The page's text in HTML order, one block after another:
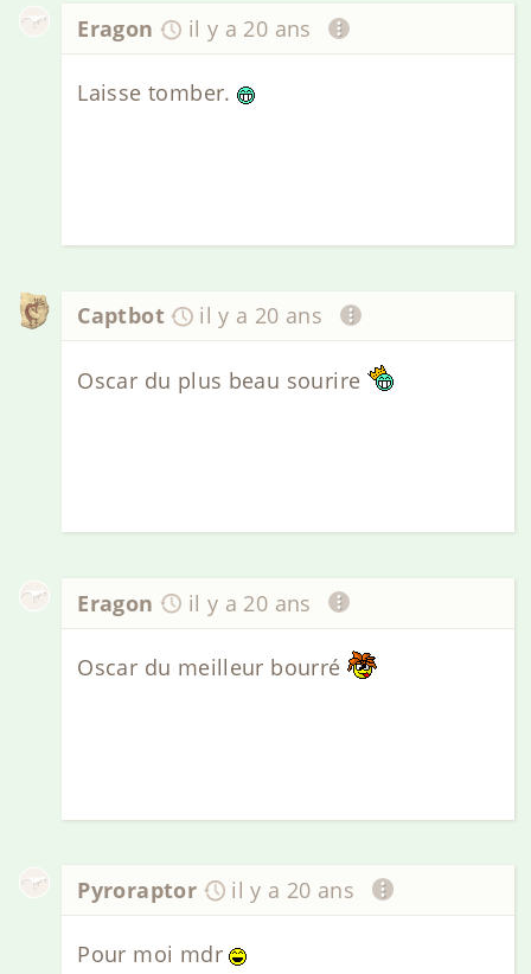
Eragon il y a 20 ans
Laisse tomber.
Captbot il y a 20 ans
Oscar du plus beau sourire
Eragon il y a 20 ans
Oscar du meilleur bourré
Pyroraptor il y a 20 ans
Pour moi mdr